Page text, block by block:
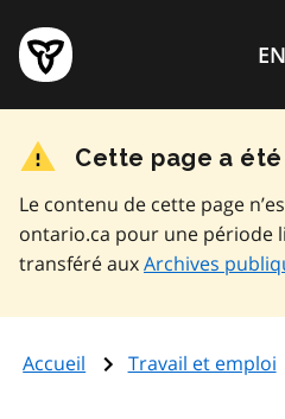
au
contenu
principal
Page
d'accueil
de
EN
Cette page a
Le contenu de cette page
ontario.ca pour une période
transféré auxArchives
Accueil Travail et emploi